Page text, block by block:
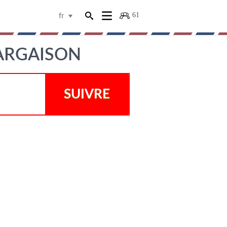
61
fr
SUIVRE